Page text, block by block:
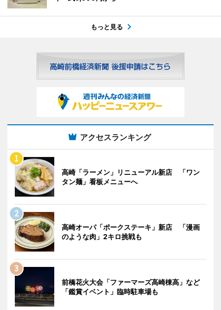
もっと見る
アクセスランキング
高崎「ラーメン」リニューアル新店 「ワン
タン麺」看板メニューへ
高崎オーパ「ポークステーキ」新店 「漫画
のような肉」2キロ挑戦も
前橋花火大会「ファーマーズ高崎棟高」など
「鑑賞イベント」臨時駐車場も